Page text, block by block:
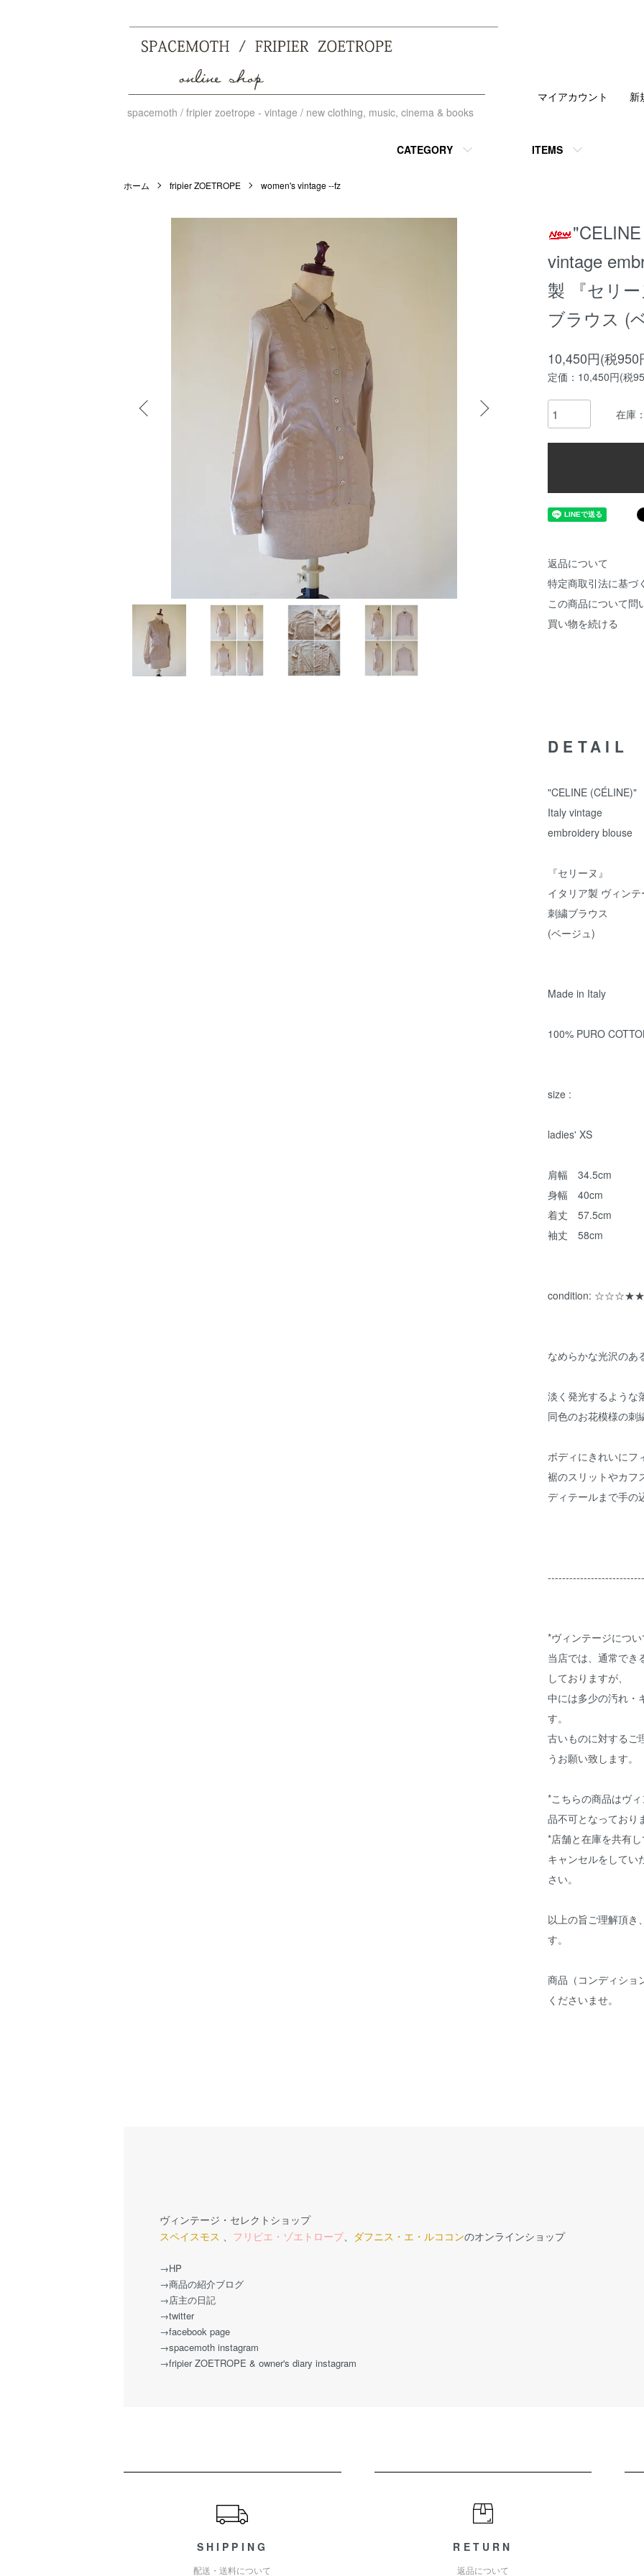
spacemoth / fripier zoetrope - vintage / new clothing, music, cinema & books
CATEGORY ITEMS
マイアカウント 新
ホーム fripier ZOETROPE women's vintage --fz
vintage
製 『セリ
ブラウス (
10,450円(税950
定価：10,450円(税
在庫
返品について
特定商取引法に基づ
この商品について問
買い物を続ける
DETAIL
"CELINE (CÉLINE)"
Italy vintage
embroidery blouse
『セリーヌ』
イタリア製 ヴィンテ
刺繍ブラウス
(ベージュ)
Made in Italy
100% PURO
size :
ladies' XS
肩幅 34.5cm
身幅 40cm
着丈 57.5cm
袖丈 58cm
condition: ☆☆☆★★
なめらかな光沢のあ
淡く発光するような
同色のお花模様の刺
ボディにきれいにフ
裾のスリットやカフ
ディテールまで手の
*ヴィンテージにつ
当店では、通常でき
しておりますが、
中には多少の汚れ・
す。
古いものに対するご
うお願い致します。
*こちらの商品はヴ
品不可となってお
*店舗と在庫を共有
キャンセルをしてい
さい。
以上の旨ご理解頂き
す。
商品（コンディショ
くださいませ。
ヴィンテージ・セレクトショップ
スペイスモス
フリピエ・ゾエトロープ、 ダフニス・エ・ルココンのオンラインショップ
→HP
→商品の紹介ブログ
→店主の日記
→twitter
→facebook page
→spacemoth instagram
→fripier ZOETROPE & owner's diary instagram
SHIPPING
配送・送料について
RETURN
返品について